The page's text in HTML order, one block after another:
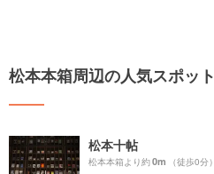
松本本箱周辺の人気スポット
松本十帖
松本本箱より約0m （徒歩0分）